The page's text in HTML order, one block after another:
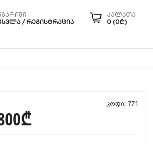
კალათა
0 (0₾)
/ ᲠᲔᲒᲘᲡᲢᲠᲐᲪᲘᲐ
კოდი: 771